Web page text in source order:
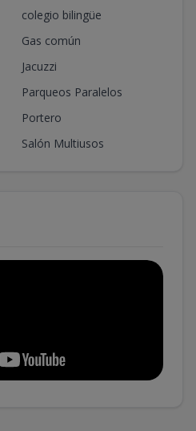
colegio bilingüe
Gas común
Jacuzzi
Parqueos Paralelos
Portero
Salón Multiusos